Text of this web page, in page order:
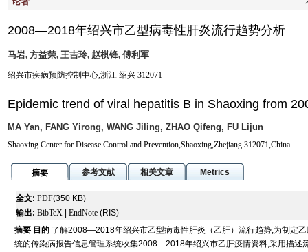
2008—2018年绍兴市乙型病毒性肝炎流行趋势分析
马岩, 方益荣, 王吉玲, 赵棋锋, 傅利军
绍兴市疾病预防控制中心,浙江 绍兴 312071
Epidemic trend of viral hepatitis B in Shaoxing from
MA Yan, FANG Yirong, WANG Jiling, ZHAO Qifeng, FU Lijun
Shaoxing Center for Disease Control and Prevention,Shaoxing,Zhejiang 312071,China
摘要 参考文献 相关文章 Metrics
全文: PDF(350 KB)
输出: BibTeX| EndNote(RIS)
摘要 目的了解2008—2018年绍兴市乙型病毒性肝炎（乙肝）流行趋势,为制定乙
统的传染病报告信息管理系统收集2008—2018年绍兴市乙肝疫情资料,采用描述